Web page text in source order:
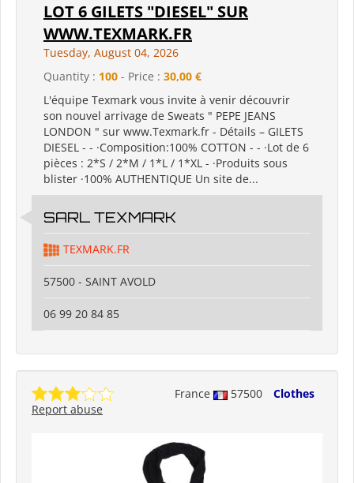
LOT 6 GILETS "DIESEL" SUR
WWW.TEXMARK.FR
Tuesday, August 04, 2026
Quantity : 100 - Price : 30,00 €
L'équipe Texmark vous invite à venir découvrir
son nouvel arrivage de Sweats " PEPE JEANS
LONDON " sur www.Texmark.fr - Détails – GILETS
DIESEL - - ·Composition:100% COTTON - - ·Lot de 6
pièces : 2*S / 2*M / 1*L / 1*XL - ·Produits sous
blister ·100% AUTHENTIQUE Un site de...
SARL TEXMARK
TEXMARK.FR
57500 - SAINT AVOLD
06 99 20 84 85
France 57500
Clothes
Report abuse